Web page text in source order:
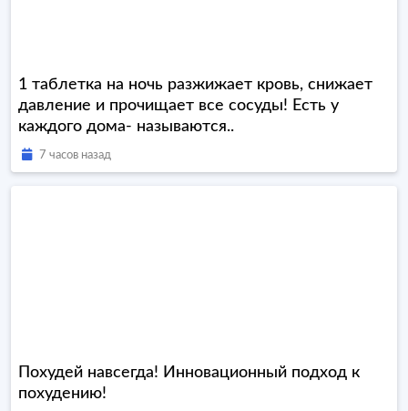
1 таблетка на ночь разжижает кровь, снижает
давление и прочищает все сосуды! Есть у
каждого дома- называются..
7 часов назад
Похудей навсегда! Инновационный подход к
похудению!